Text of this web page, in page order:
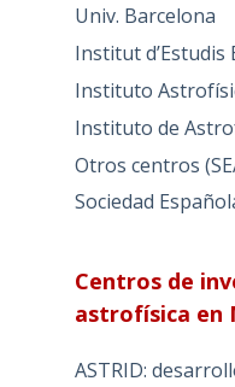
Univ. Barcelona
Institut d’Estudis
Instituto
Instituto de
Otros centros
Sociedad
Centros de
astrofísica en
ASTRID: